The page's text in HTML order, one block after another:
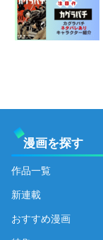
漫画を探す
作品一覧
新連載
おすすめ漫画